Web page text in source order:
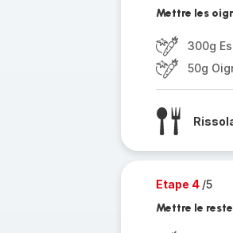
Mettre les
300g
50g
Etape 4 /5
Mettre le